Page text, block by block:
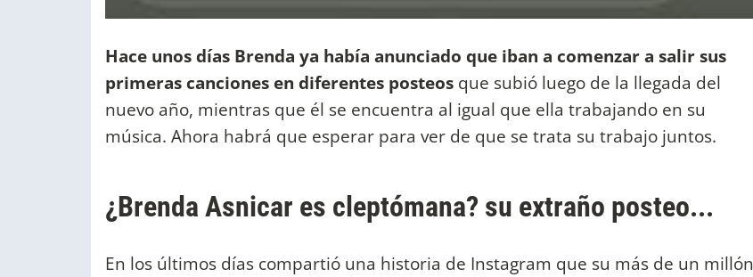
Hace unos días Brenda ya había anunciado que iban a comenzar a salir sus
primeras canciones en diferentes posteos que subió luego de la llegada del
nuevo año, mientras que él se encuentra al igual que ella trabajando en su
música. Ahora habrá que esperar para ver de que se trata su trabajo juntos.
¿Brenda Asnicar es cleptómana? su extraño posteo...
En los últimos días compartió una historia de Instagram que su más de un millón